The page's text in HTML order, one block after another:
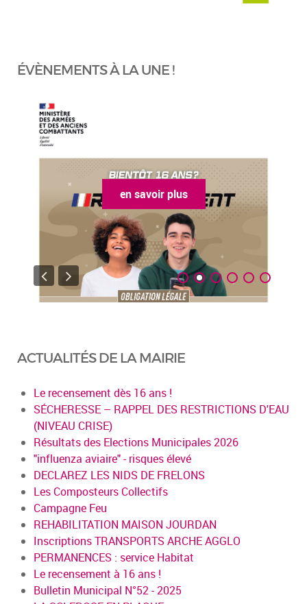
ÉVÈNEMENTS À LA UNE !
en savoir plus
ACTUALITÉS DE LA MAIRIE
Le recensement dès 16 ans !
SÉCHERESSE – RAPPEL DES RESTRICTIONS D'EAU
(NIVEAU CRISE)
Résultats des Elections Municipales 2026
"influenza aviaire" - risques élevé
DECLAREZ LES NIDS DE FRELONS
Les Composteurs Collectifs
Campagne Feu
REHABILITATION MAISON JOURDAN
Inscriptions TRANSPORTS ARCHE AGGLO
PERMANENCES : service Habitat
Le recensement à 16 ans !
Bulletin Municipal N°52 - 2025